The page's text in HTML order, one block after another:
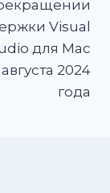
Visual
для Mac
2024
года